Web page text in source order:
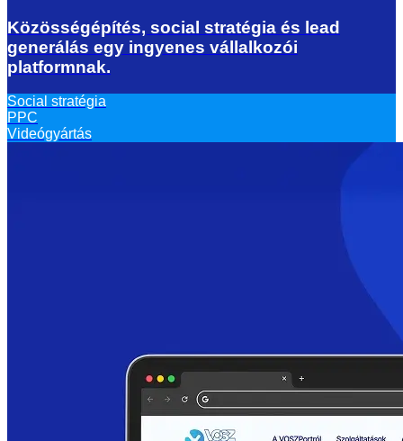
Közösségépítés, social stratégia és lead
generálás egy ingyenes vállalkozói
platformnak.
Social stratégia
PPC
Videógyártás